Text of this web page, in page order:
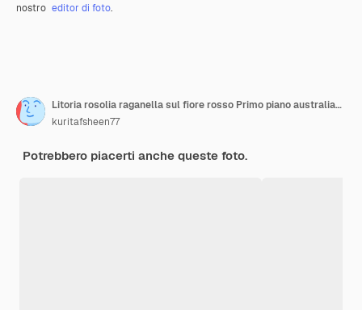
nostro editor di foto.
Litoria rosolia raganella sul fiore rosso Primo piano australiano della rana dell'albero sulle foglie verdi Primo piano della rana dell'albero del deserto
kuritafsheen77
Potrebbero piacerti anche queste foto.